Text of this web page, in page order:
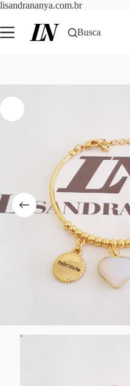
lisandrananya.com.brPular
o
conteúdo
Busca